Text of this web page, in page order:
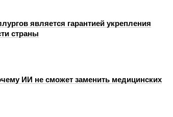
является гарантией укрепления
страны
ИИ не сможет заменить медицинских